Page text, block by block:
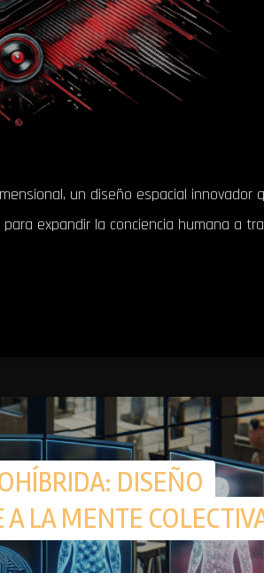
un diseño espacial innovador
expandir la conciencia humana a
DISEÑO
LA MENTE